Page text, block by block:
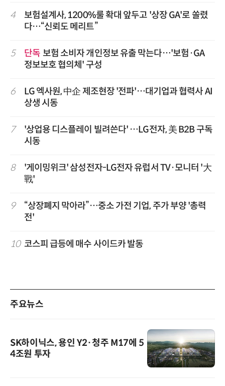
4
보험설계사, 1200%룰 확대 앞두고 '상장 GA'로 쏠렸
다…“신뢰도 메리트”
5 단독 보험 소비자 개인정보 유출 막는다…'보험·GA
정보보호 협의체' 구성
6
LG 엑사원, 中企 제조현장 '전파'…대기업과 협력사 AI
상생 시동
7
'상업용 디스플레이 빌려쓴다' …LG전자, 美 B2B 구독
시동
8
'게이밍위크' 삼성전자-LG전자 유럽서 TV·모니터 '大
戰'
9
“상장폐지 막아라”…중소 가전 기업, 주가 부양 '총력
전'
10 코스피 급등에 매수 사이드카 발동
주요뉴스
SK하이닉스, 용인 Y2·청주 M17에 5
4조원 투자